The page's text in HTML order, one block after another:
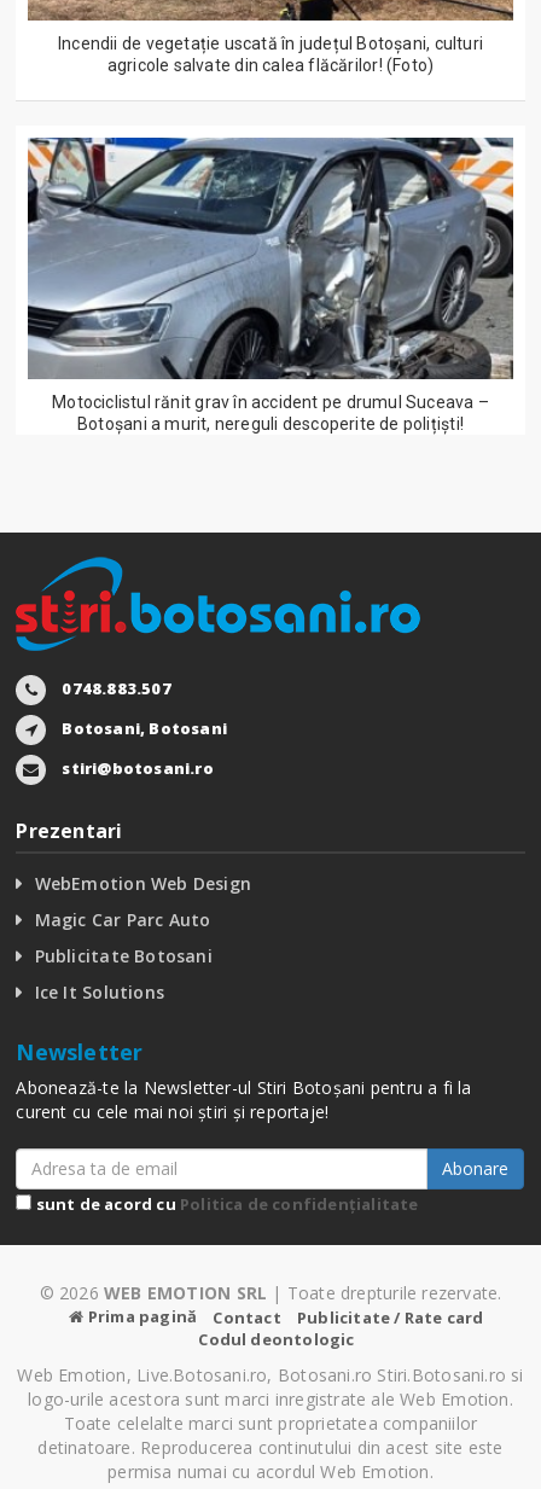
Incendii de vegetație uscată în județul Botoșani, culturi
agricole salvate din calea flăcărilor! (Foto)
Motociclistul rănit grav în accident pe drumul Suceava –
Botoșani a murit, nereguli descoperite de polițiști!
0748.883.507
Botosani, Botosani
stiri@botosani.ro
Prezentari
WebEmotion Web Design
Magic Car Parc Auto
Publicitate Botosani
Ice It Solutions
Newsletter
Abonează-te la Newsletter-ul Stiri Botoșani pentru a fi la
curent cu cele mai noi știri și reportaje!
Abonare
sunt de acord cu Politica de confidențialitate
© 2026 WEB EMOTION SRL | Toate drepturile rezervate.
Prima pagină Contact
Publicitate / Rate card
Codul deontologic
Web Emotion, Live.Botosani.ro, Botosani.ro Stiri.Botosani.ro si
logo-urile acestora sunt marci inregistrate ale Web Emotion.
Toate celelalte marci sunt proprietatea companiilor
detinatoare. Reproducerea continutului din acest site este
permisa numai cu acordul Web Emotion.